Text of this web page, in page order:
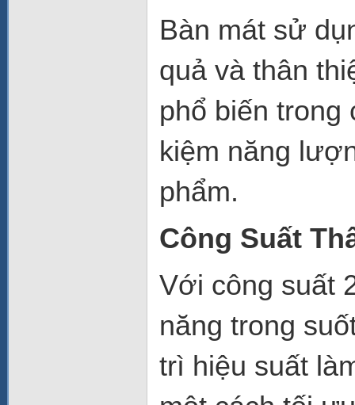
Bàn mát sử
quả và thân
phổ biến trong
kiệm năng
phẩm.
Công Suất
Với công suất
năng trong
trì hiệu suất